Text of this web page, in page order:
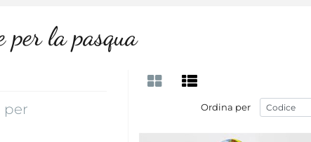
per la pasqua
per Ordina per